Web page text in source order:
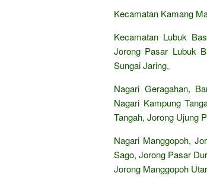
Kecamatan Kamang
Kecamatan Lubuk
Jorong Pasar Lubuk
Sungai Jaring,
Nagari Geragahan,
Nagari Kampung
Tangah, Jorong Ujung
Nagari Manggopoh,
Sago, Jorong Pasar
Jorong Manggopoh